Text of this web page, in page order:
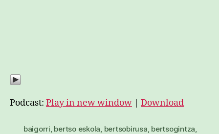
Podcast: Play in new window Download
baigorri bertso eskola bertsobirusa bertsogintza